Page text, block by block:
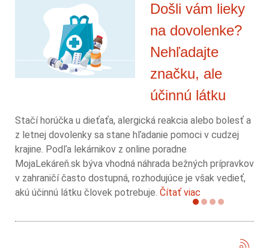
Došli vám lieky
na dovolenke?
Nehľadajte
značku, ale
účinnú látku
Stačí horúčka u dieťaťa, alergická reakcia alebo bolesť a
z letnej dovolenky sa stane hľadanie pomoci v cudzej
krajine. Podľa lekárnikov z online poradne
MojaLekáreň.sk býva vhodná náhrada bežných prípravkov
v zahraničí často dostupná, rozhodujúce je však vedieť,
akú účinnú látku človek potrebuje. Čítať viac